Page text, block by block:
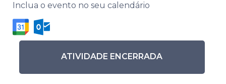
Inclua o evento no seu calendário
ATIVIDADE ENCERRADA